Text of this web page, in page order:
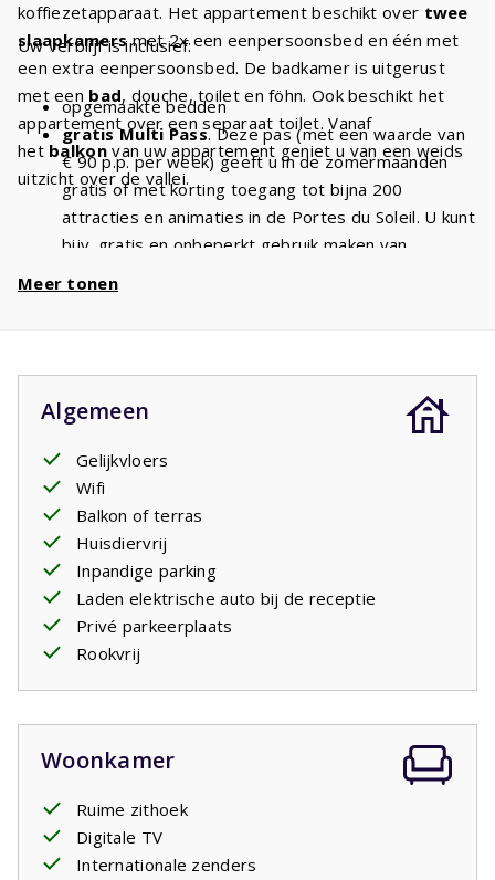
koffiezetapparaat. Het appartement beschikt over twee
slaapkamersmet 2x een eenpersoonsbed en één met
een extra eenpersoonsbed. De badkamer is uitgerust
met een bad, douche, toilet en föhn. Ook beschikt het
appartement over een separaat toilet. Vanaf
hetbalkonvan uw appartement geniet u van een weids
uitzicht over de vallei.
Uw verblijf is inclusief:
opgemaakte bedden
gratis Multi Pass. Deze pas (met een waarde van
€ 90 p.p. per week) geeft u in de zomermaanden
gratis of met korting toegang tot bijna 200
attracties en animaties in de Portes du Soleil. U kunt
bijv. gratis en onbeperkt gebruik maken van
Meer tonen
Algemeen
Gelijkvloers
Wifi
Balkon of terras
Huisdiervrij
Inpandige parking
Laden elektrische auto bij de receptie
Privé parkeerplaats
Rookvrij
Woonkamer
Ruime zithoek
Digitale TV
Internationale zenders